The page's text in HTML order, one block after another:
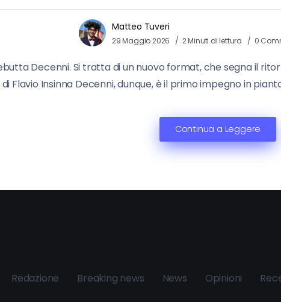
Matteo Tuveri
29 Maggio 2026 2 Minuti di lettura 0
Decenni. Si tratta di un nuovo format, che segna il
Flavio Insinna Decenni, dunque, è il primo impegno in
Continua a Leggere
Redazione Breaking news News Opinioni